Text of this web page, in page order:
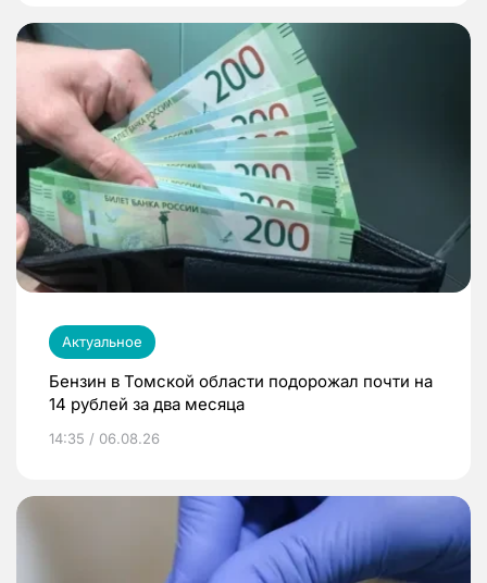
Актуальное
Бензин в Томской области подорожал почти на
14 рублей за два месяца
14:35 / 06.08.26